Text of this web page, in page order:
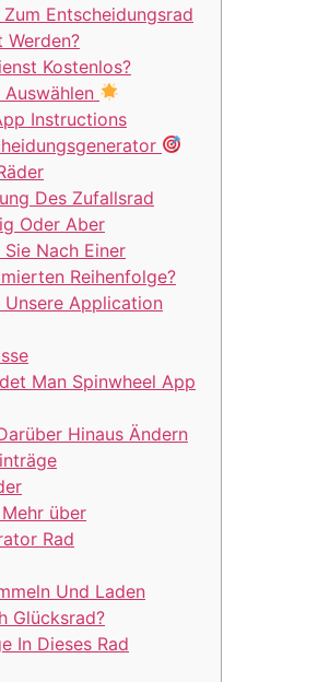
Entscheidungsrad
Werden?
Kostenlos?
Instructions
Des Zufallsrad
Oder Aber
Nach Einer
Reihenfolge?
Unsere Application
Man Spinwheel App
Hinaus Ändern
über
Rad
Und Laden
Glücksrad?
In Dieses Rad